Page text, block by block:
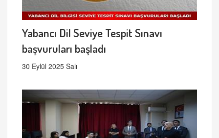
Yabancı Dil Seviye Tespit Sınavı
başvuruları başladı
30 Eylül 2025 Salı